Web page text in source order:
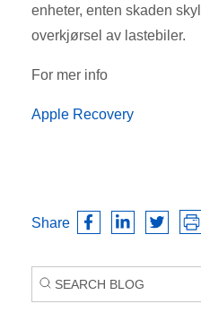
enheter, enten skaden
overkjørsel av lastebiler.
For mer info
Apple Recovery
Share